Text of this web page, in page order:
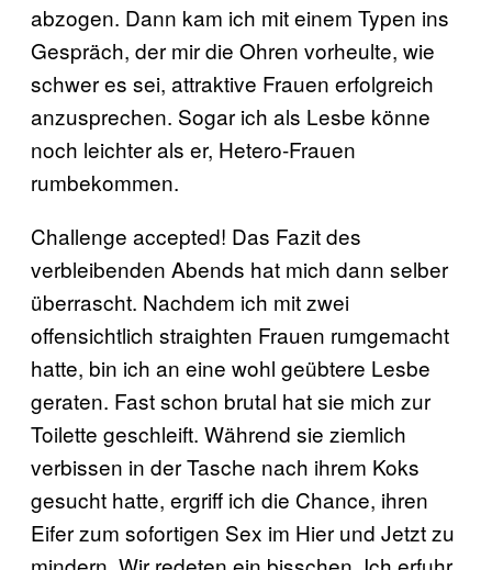
abzogen. Dann kam ich mit einem Typen ins
Gespräch, der mir die Ohren vorheulte, wie
schwer es sei, attraktive Frauen erfolgreich
anzusprechen. Sogar ich als Lesbe könne
noch leichter als er, Hetero-Frauen
rumbekommen.
Challenge accepted! Das Fazit des
verbleibenden Abends hat mich dann selber
überrascht. Nachdem ich mit zwei
offensichtlich straighten Frauen rumgemacht
hatte, bin ich an eine wohl geübtere Lesbe
geraten. Fast schon brutal hat sie mich zur
Toilette geschleift. Während sie ziemlich
verbissen in der Tasche nach ihrem Koks
gesucht hatte, ergriff ich die Chance, ihren
Eifer zum sofortigen Sex im Hier und Jetzt zu